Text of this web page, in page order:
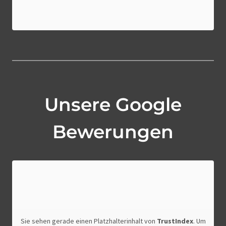
Unsere Google
Bewerungen
Sie sehen gerade einen Platzhalterinhalt von TrustIndex. Um